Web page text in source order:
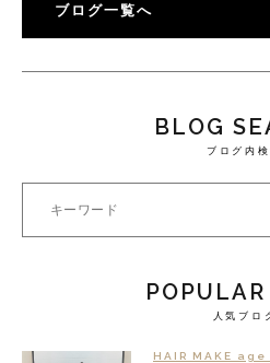
ブログ一覧へ
BLOG
ブログ内
人気ブロ
HAIR MAKE age